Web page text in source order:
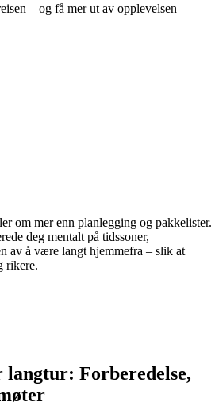
– og få mer ut av opplevelsen
om mer enn planlegging og pakkelister.
deg mentalt på tidssoner,
av å være langt hjemmefra – slik at
rikere.
Forberedelse,